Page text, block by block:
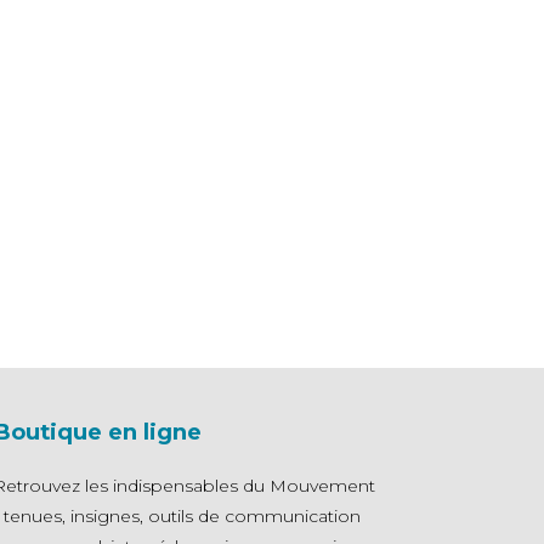
en ligne
les indispensables du Mouvement
tenues, insignes, outils de communication